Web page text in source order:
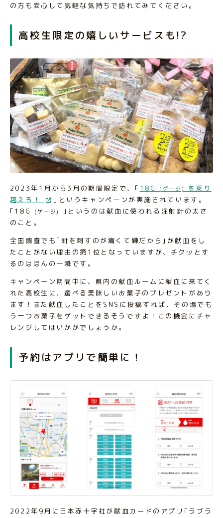
の方も安心して気軽な気持ちで訪れてみてください。
高校生限定の嬉しいサービスも!?
2023年1月から3月の期間限定で、｢ 18G (ゲージ)
を乗り
越えろ！
｣というキャンペーンが実施されています。
｢18G
(ゲージ)
｣というのは献血に使われる注射針の太さ
のこと。
全国調査でも｢針を刺すのが痛くて嫌だから｣が献血をし
たことがない理由の第1位となっていますが、チクッとす
るのはほんの一瞬です。
キャンペーン期間中に、県内の献血ルームに献血に来てく
れた高校生に、選べる美味しいお菓子のプレゼントがあり
ます！また献血したことをSNSに投稿すれば、その場でも
う一つお菓子をゲットできるそうですよ！この機会にチャ
レンジしてはいかがでしょうか。
予約はアプリで簡単に！
2022年9月に日本赤十字社が献血カードのアプリ｢ラブラ